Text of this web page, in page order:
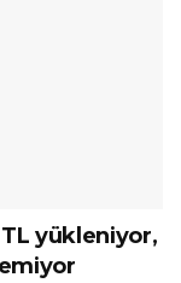
yükleniyor,